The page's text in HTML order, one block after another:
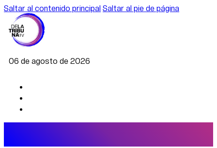
Saltar al contenido principal Saltar al pie de página
06 de agosto de 2026